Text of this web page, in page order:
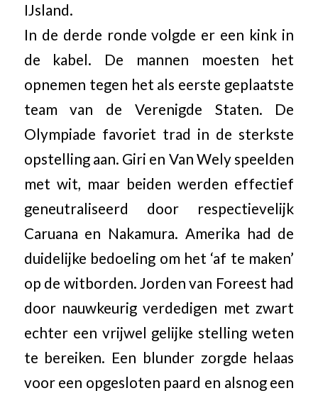
IJsland.
In de derde ronde volgde er een kink in
de kabel. De mannen moesten het
opnemen tegen het als eerste geplaatste
team van de Verenigde Staten. De
Olympiade favoriet trad in de sterkste
opstelling aan. Giri en Van Wely speelden
met wit, maar beiden werden effectief
geneutraliseerd door respectievelijk
Caruana en Nakamura. Amerika had de
duidelijke bedoeling om het ‘af te maken’
op de witborden. Jorden van Foreest had
door nauwkeurig verdedigen met zwart
echter een vrijwel gelijke stelling weten
te bereiken. Een blunder zorgde helaas
voor een opgesloten paard en alsnog een